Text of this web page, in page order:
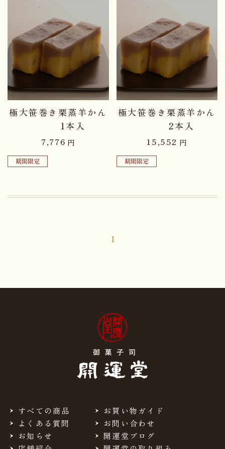
品切れ中
極大笹巻き栗蒸羊かん
1本入
7,776 円
期間限定
品切れ中
極大笹巻き栗蒸羊かん
2本入
15,552 円
期間限定
1
すべての商品
お買い物ガイド
よくある質問
お問い合わせ
お知らせ
開運堂ブログ